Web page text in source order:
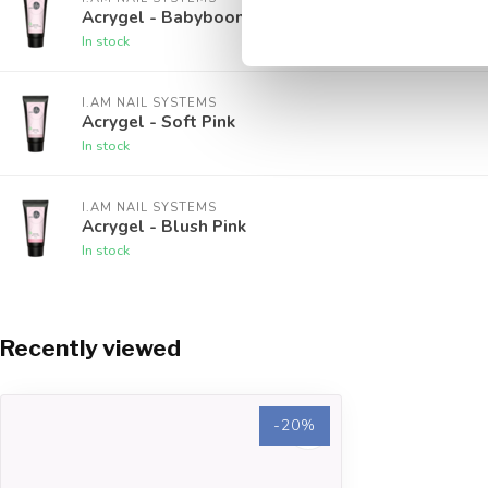
Acrygel - Babyboom Pink
In stock
I.AM NAIL SYSTEMS
Acrygel - Soft Pink
In stock
I.AM NAIL SYSTEMS
Acrygel - Blush Pink
In stock
Recently viewed
-20%